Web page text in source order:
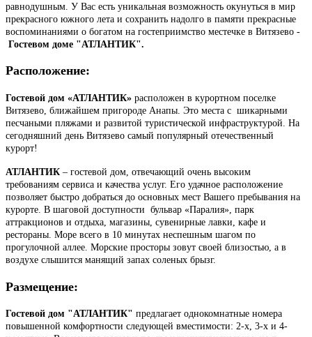
равнодушным. У Вас есть уникальная возможность окунуться в мир
прекрасного южного лета и сохранить надолго в памяти прекрасные
воспоминаниями о богатом на гостеприимство местечке в Витязево -
Гостевом доме "АТЛАНТИК".
Расположение:
Гостевой дом «АТЛАНТИК» расположен в курортном поселке
Витязево, ближайшем пригороде Анапы. Это места с шикарными
песчаными пляжами и развитой туристической инфраструктурой. На
сегодняшний день Витязево самый популярный отечественный
курорт!
АТЛАНТИК – гостевой дом, отвечающий очень высоким
требованиям сервиса и качества услуг. Его удачное расположение
позволяет быстро добраться до основных мест Вашего пребывания на
курорте. В шаговой доступности бульвар «Паралия», парк
аттракционов и отдыха, магазины, сувенирные лавки, кафе и
рестораны. Море всего в 10 минутах неспешным шагом по
прогулочной аллее. Морские просторы зовут своей близостью, а в
воздухе слышится манящий запах соленых брызг.
Размещение:
Гостевой дом "АТЛАНТИК" предлагает однокомнатные номера
повышенной комфортности следующей вместимости: 2-х, 3-х и 4-